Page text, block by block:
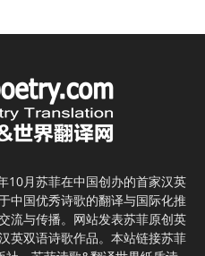
10月苏菲在中国创办的首家汉英
中国优秀诗歌的翻译与国际化推
流与传播。网站发表苏菲原创英
英双语诗歌作品。本站链接苏菲